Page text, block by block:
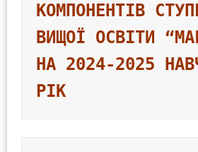
КОМПОНЕНТІВ
ВИЩОЇ ОСВІТИ
НА 2024-2025
РІК